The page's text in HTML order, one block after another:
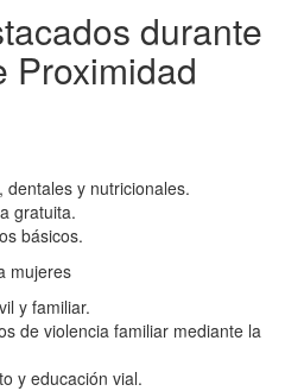
durante
Proximidad
dentales y nutricionales.
gratuita.
básicos.
mujeres
y familiar.
de violencia familiar mediante la
y educación vial.